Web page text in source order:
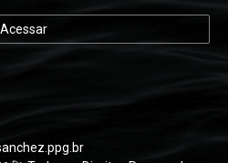
Acessar